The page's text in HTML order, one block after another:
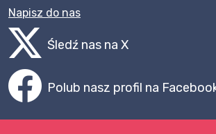
Napisz do nas
Śledź nas na X
Polub nasz profil na